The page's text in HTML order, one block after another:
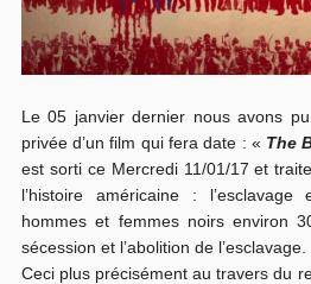
Le 05 janvier dernier nous avons
privée d’un film qui fera date : « The
est sorti ce Mercredi 11/01/17 et
l’histoire américaine :
hommes et femmes noirs environ
sécession et l’abolition de l’esclavage.
Ceci plus précisément au travers du